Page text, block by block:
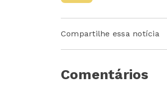
Compartilhe essa notícia
Comentários